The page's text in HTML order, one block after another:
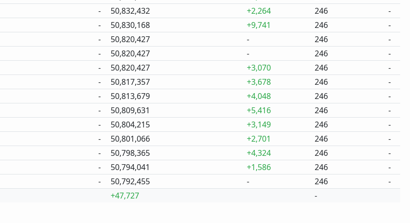
- 50,832,432 +2,264 246
-
- 50,830,168 +9,741 246
-
- 50,820,427 - 246
-
- 50,820,427 - 246
-
- 50,820,427 +3,070 246
-
- 50,817,357 +3,678 246
-
- 50,813,679 +4,048 246
-
- 50,809,631 +5,416 246
-
- 50,804,215 +3,149 246
-
- 50,801,066 +2,701 246
-
- 50,798,365 +4,324 246
-
- 50,794,041 +1,586 246
-
- 50,792,455 - 246
-
+47,727 -